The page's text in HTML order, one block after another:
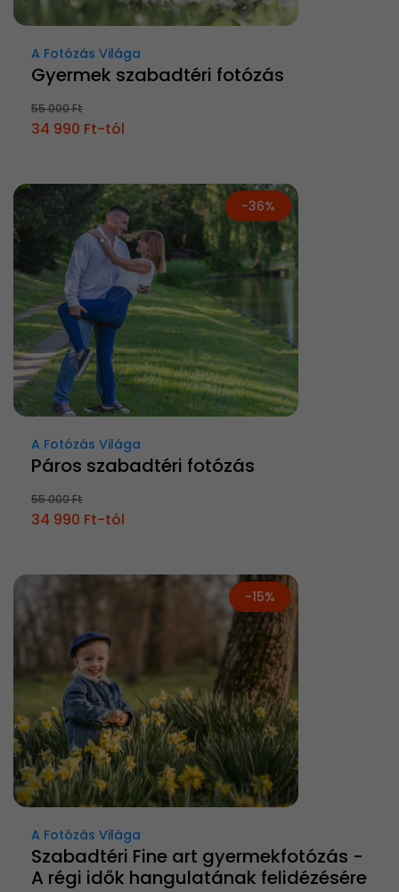
A Fotózás Világa
Gyermek szabadtéri fotózás
55 000 Ft
34 990 Ft-tól
-36%
A Fotózás Világa
Páros szabadtéri fotózás
55 000 Ft
34 990 Ft-tól
-15%
A Fotózás Világa
Szabadtéri Fine art gyermekfotózás -
A régi idők hangulatának felidézésére